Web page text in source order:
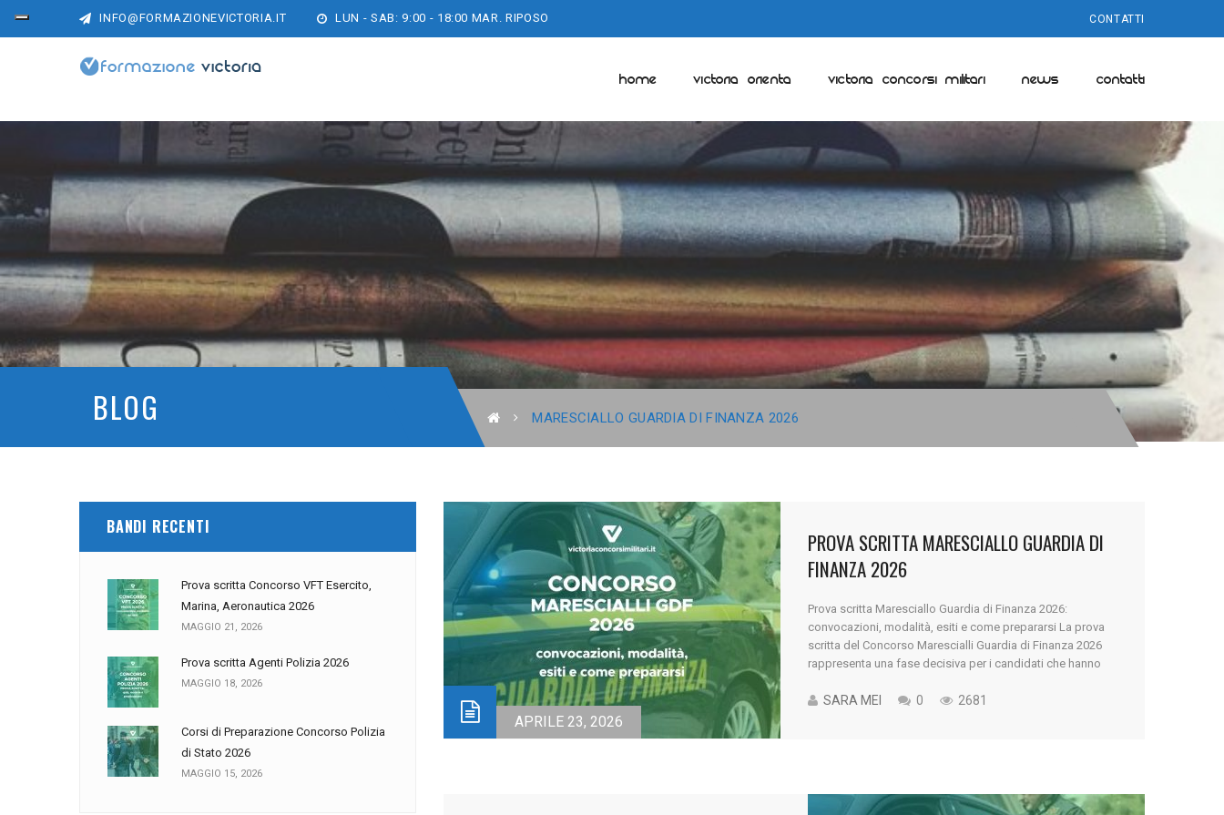
INFO@FORMAZIONEVICTORIA.IT LUN - SAB: 9:00 - 18:00 MAR. RIPOSO CONTATTI
HOME VICTORIA ORIENTA VICTORIA CONCORSI MILITARI NEWS CONTATTI
BLOG MARESCIALLO GUARDIA DI FINANZA 2026
BANDI RECENTI
Prova scritta Concorso VFT Esercito,
Marina, Aeronautica 2026
MAGGIO 21, 2026
Prova scritta Agenti Polizia 2026
MAGGIO 18, 2026
Corsi di Preparazione Concorso Polizia
di Stato 2026
MAGGIO 15, 2026
APRILE 23, 2026
PROVA SCRITTA MARESCIALLO GUARDIA DI
FINANZA 2026
Prova scritta Maresciallo Guardia di Finanza 2026:
convocazioni, modalità, esiti e come prepararsi La prova
scritta del Concorso Marescialli Guardia di Finanza 2026
rappresenta una fase decisiva per i candidati che hanno
verso il ruolo di Allievo Maresciallo della Guardia di
SARA MEI 0 2681